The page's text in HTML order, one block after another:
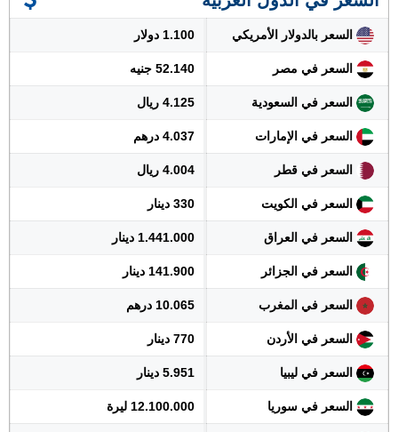
السعر بالدولار الأمريكي 1.100 دولار
السعر في مصر 52.140 جنيه
السعر في السعودية 4.125 ريال
السعر في الإمارات 4.037 درهم
السعر في قطر 4.004 ريال
السعر في الكويت 330 دينار
السعر في العراق 1.441.000 دينار
السعر في الجزائر 141.900 دينار
السعر في المغرب 10.065 درهم
السعر في الأردن 770 دينار
السعر في ليبيا 5.951 دينار
السعر في سوريا 12.100.000 ليرة